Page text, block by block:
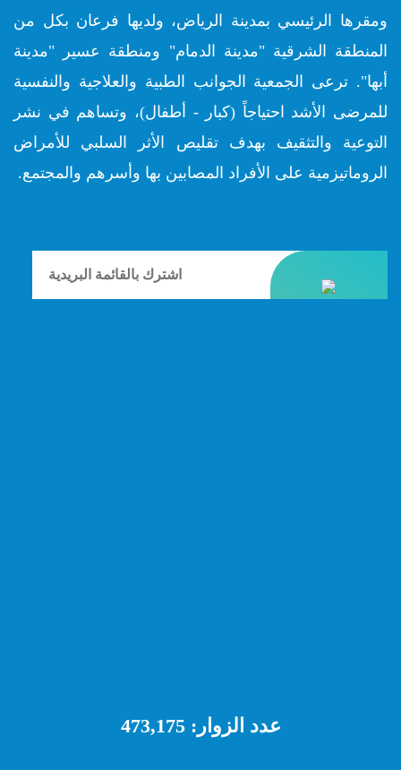
ومقرها الرئيسي بمدينة الرياض، ولديها فرعان بكل من
المنطقة الشرقية "مدينة الدمام" ومنطقة عسير "مدينة
أبها". ترعى الجمعية الجوانب الطبية والعلاجية والنفسية
للمرضى الأشد احتياجاً (كبار - أطفال)، وتساهم في نشر
التوعية والتثقيف بهدف تقليص الأثر السلبي للأمراض
الروماتيزمية على الأفراد المصابين بها وأسرهم والمجتمع.
عدد الزوار:473,175